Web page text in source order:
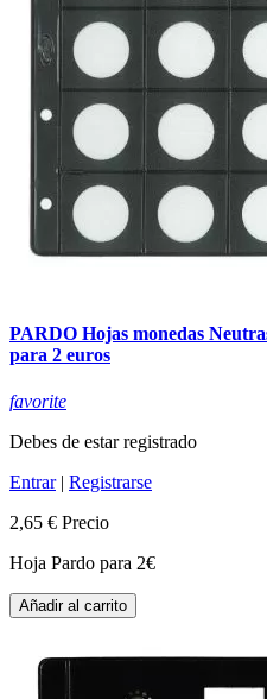
PARDO Hojas monedas
para 2 euros
favorite
Debes de estar registrado
Entrar| Registrarse
2,65 € Precio
Hoja Pardo para 2€
Añadir al carrito